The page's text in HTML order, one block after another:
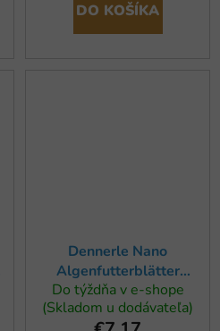
DO KOŠÍKA
Dennerle Nano
Algenfutterblätter
mihalnicové lístky 40ks
Do týždňa v e-shope
(Skladom u dodávateľa)